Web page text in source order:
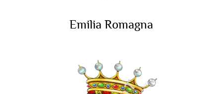
Emilia Romagna